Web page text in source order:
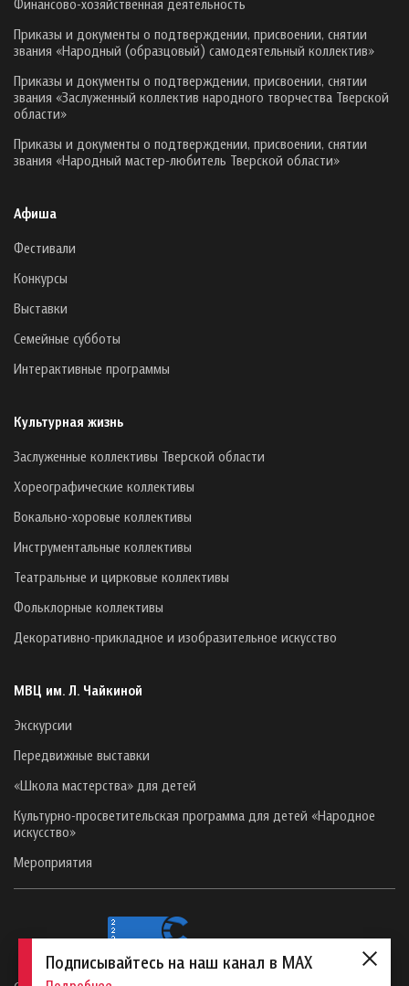
Финансово-хозяйственная деятельность
Приказы и документы о подтверждении, присвоении, снятии
звания «Народный (образцовый) самодеятельный коллектив»
Приказы и документы о подтверждении, присвоении, снятии
звания «Заслуженный коллектив народного творчества Тверской
области»
Приказы и документы о подтверждении, присвоении, снятии
звания «Народный мастер-любитель Тверской области»
Афиша
Фестивали
Конкурсы
Выставки
Семейные субботы
Интерактивные программы
Культурная жизнь
Заслуженные коллективы Тверской области
Хореографические коллективы
Вокально-хоровые коллективы
Инструментальные коллективы
Театральные и цирковые коллективы
Фольклорные коллективы
Декоративно-прикладное и изобразительное искусство
МВЦ им. Л. Чайкиной
Экскурсии
Передвижные выставки
«Школа мастерства» для детей
Культурно-просветительская программа для детей «Народное
искусство»
Мероприятия
Подписывайтесь на наш канал в MAX